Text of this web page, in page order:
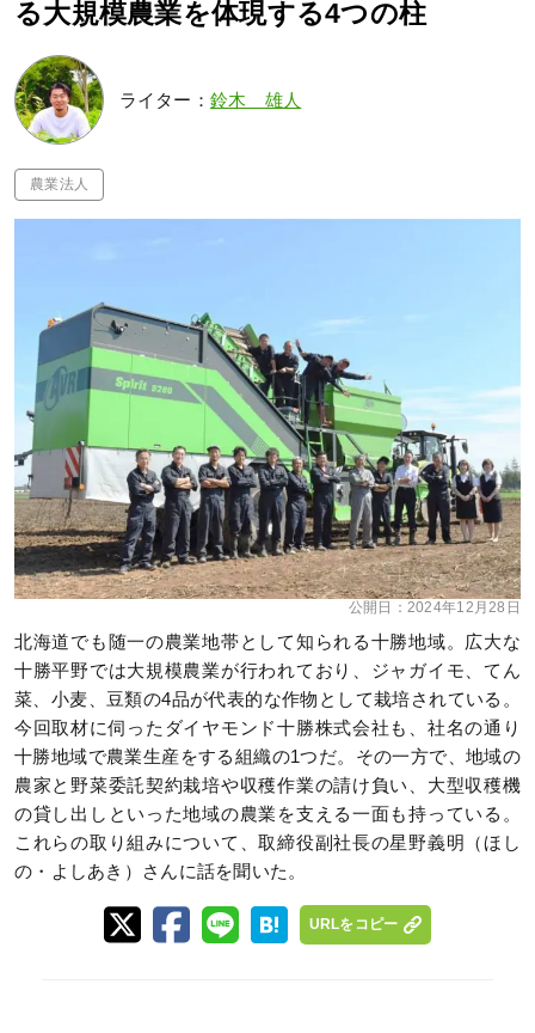
る大規模農業を体現する4つの柱
ライター： 鈴木 雄人
農業法人
公開日： 2024年12月28日
北海道でも随一の農業地帯として知られる十勝地域。広大な
十勝平野では大規模農業が行われており、ジャガイモ、てん
菜、小麦、豆類の4品が代表的な作物として栽培されている。
今回取材に伺ったダイヤモンド十勝株式会社も、社名の通り
十勝地域で農業生産をする組織の1つだ。その一方で、地域の
農家と野菜委託契約栽培や収穫作業の請け負い、大型収穫機
の貸し出しといった地域の農業を支える一面も持っている。
これらの取り組みについて、取締役副社長の星野義明（ほし
の・よしあき）さんに話を聞いた。
URLをコピー